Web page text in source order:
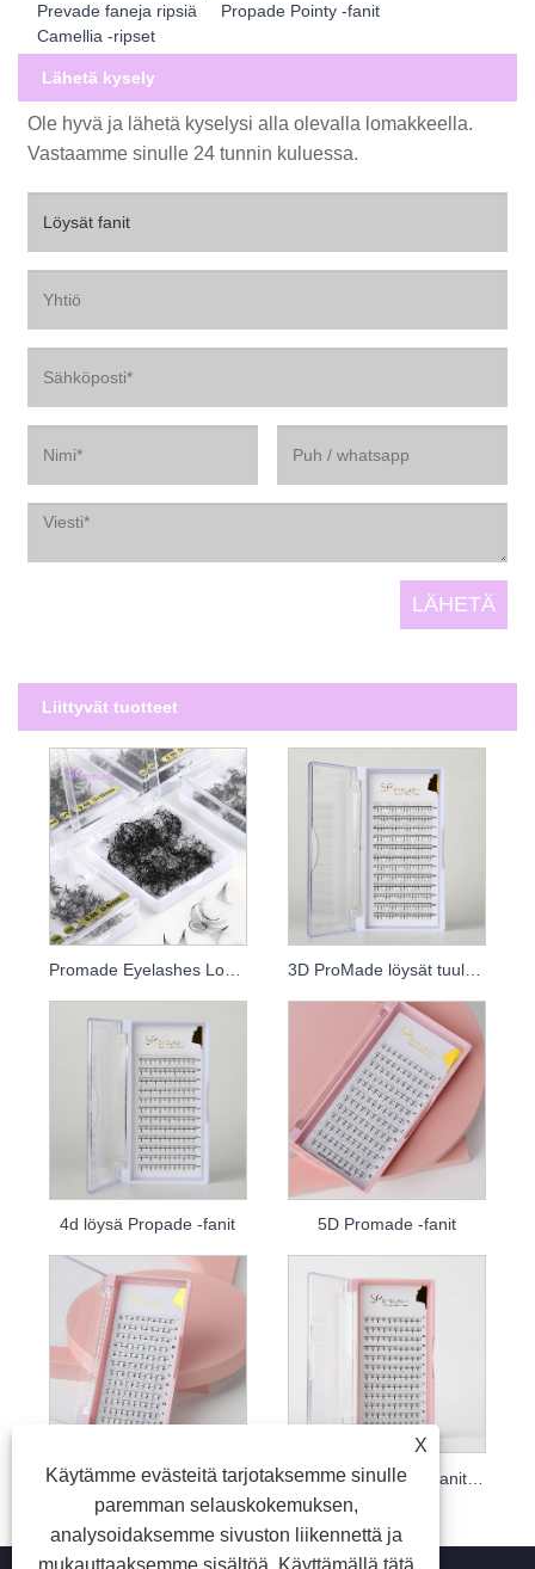
Prevade faneja ripsiä
Propade Pointy -fanit
Camellia -ripset
Lähetä kysely
Ole hyvä ja lähetä kyselysi alla olevalla lomakkeella.
Vastaamme sinulle 24 tunnin kuluessa.
Liittyvät tuotteet
Promade Eyelashes Loose Fans
4d löysä Propade -fanit 5D Promade -fanit
Promade Loose Fans 6D
X
Käytämme evästeitä tarjotaksemme sinulle
paremman selauskokemuksen,
analysoidaksemme sivuston liikennettä ja
mukauttaaksemme sisältöä. Käyttämällä tätä